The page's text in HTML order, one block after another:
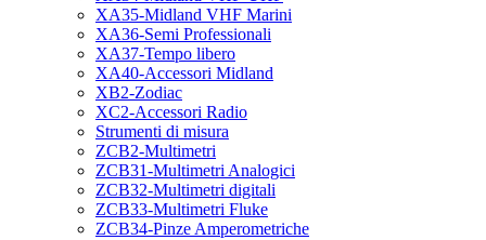
XA35-Midland VHF Marini
XA36-Semi Professionali
XA37-Tempo libero
XA40-Accessori Midland
XB2-Zodiac
XC2-Accessori Radio
Strumenti di misura
ZCB2-Multimetri
ZCB31-Multimetri Analogici
ZCB32-Multimetri digitali
ZCB33-Multimetri Fluke
ZCB34-Pinze Amperometriche